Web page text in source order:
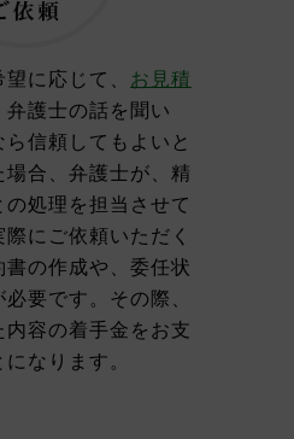
に応じて、 お見積
弁護士の話を聞い
信頼してもよいと
合、弁護士が、精
処理を担当させて
にご依頼いただく
の作成や、委任状
要です。その際、
容の着手金をお支
なります。